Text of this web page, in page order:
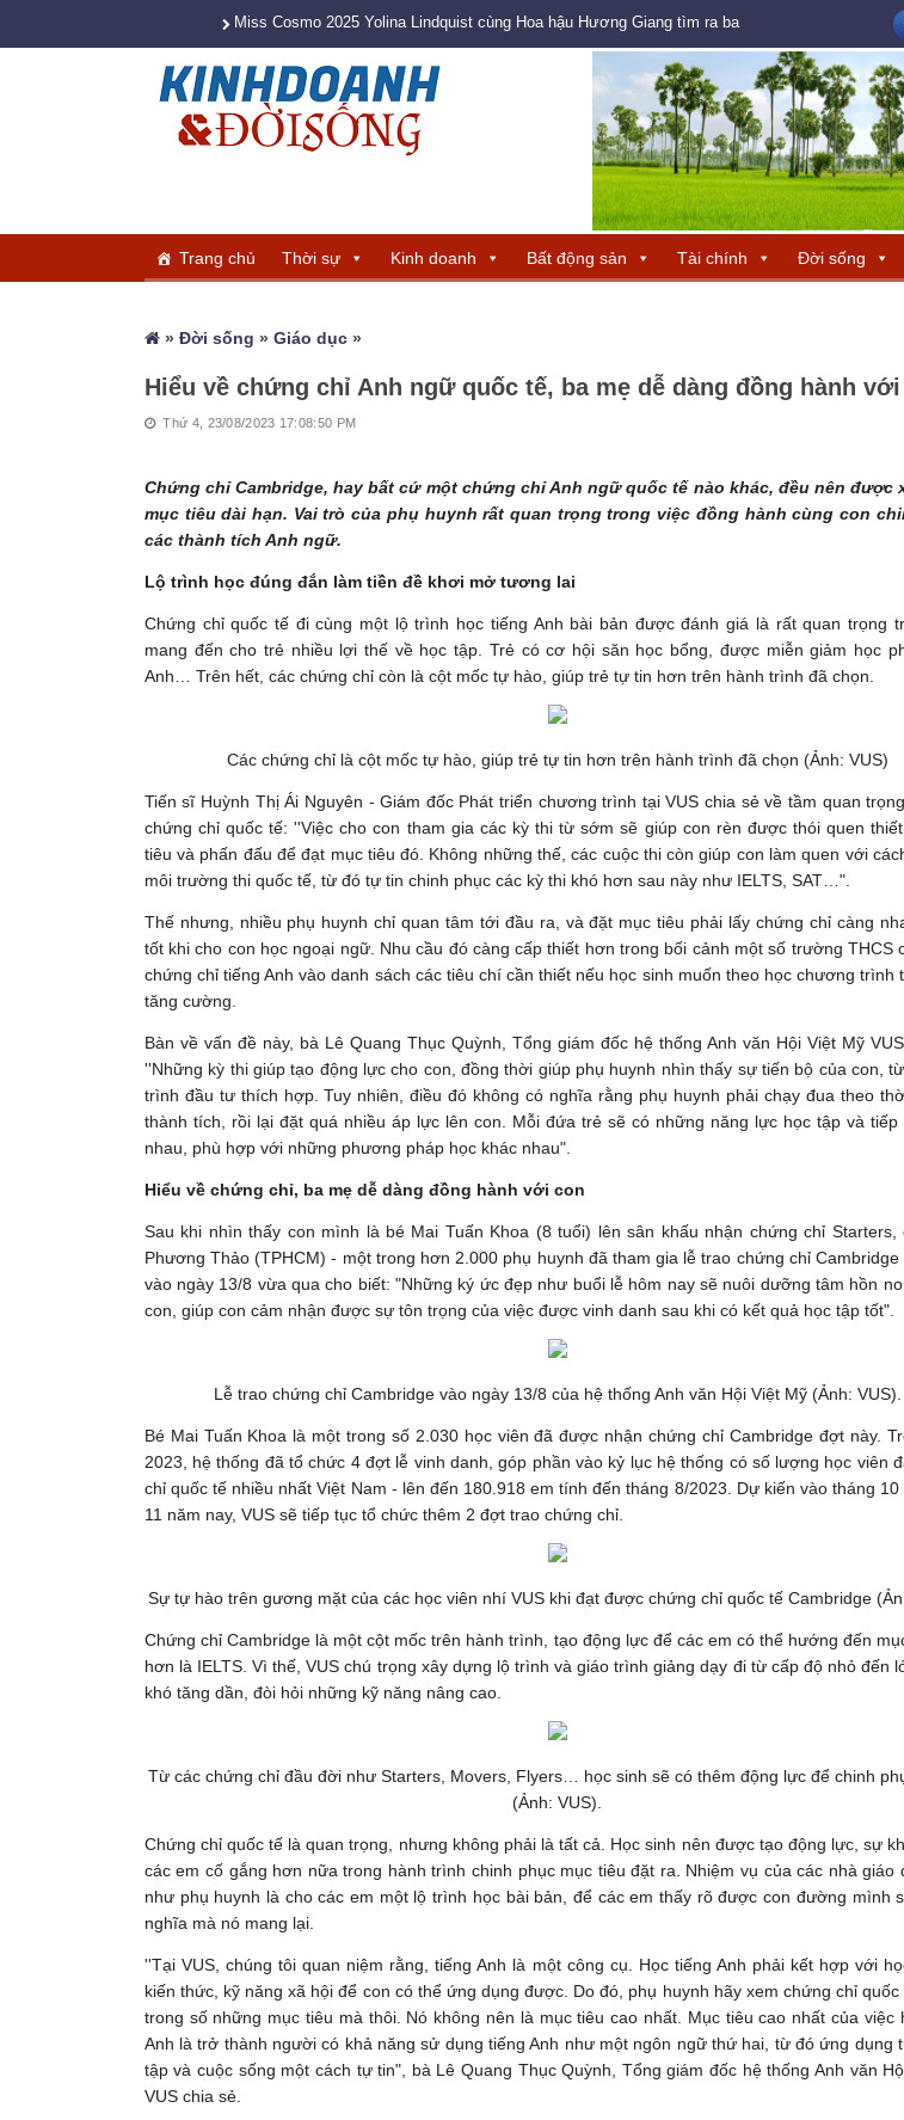
Miss Cosmo 2025 Yolina Lindquist cùng Hoa hậu Hương Giang tìm ra ba đại diện Trung Quốc –
Trang chủ Thời sự Kinh doanh Bất động sản Tài chính Đời sống
» Đời sống » Giáo dục»
Hiểu về chứng chỉ Anh ngữ quốc tế, ba mẹ dễ dàng đồng hành
Thứ 4, 23/08/2023 17:08:50 PM
Chứng chỉ Cambridge, hay bất cứ một chứng chỉ Anh ngữ quốc tế nào khác, đều nên được
mục tiêu dài hạn. Vai trò của phụ huynh rất quan trọng trong việc đồng hành cùng con
các thành tích Anh ngữ.
Lộ trình học đúng đắn làm tiền đề khơi mở tương lai
Chứng chỉ quốc tế đi cùng một lộ trình học tiếng Anh bài bản được đánh giá là rất quan trọng
mang đến cho trẻ nhiều lợi thế về học tập. Trẻ có cơ hội săn học bổng, được miễn giảm học
Anh… Trên hết, các chứng chỉ còn là cột mốc tự hào, giúp trẻ tự tin hơn trên hành trình đã chọn.
Các chứng chỉ là cột mốc tự hào, giúp trẻ tự tin hơn trên hành trình đã chọn (Ảnh: VUS)
Tiến sĩ Huỳnh Thị Ái Nguyên - Giám đốc Phát triển chương trình tại VUS chia sẻ về tầm quan
chứng chỉ quốc tế: ''Việc cho con tham gia các kỳ thi từ sớm sẽ giúp con rèn được thói quen
tiêu và phấn đấu để đạt mục tiêu đó. Không những thế, các cuộc thi còn giúp con làm quen với
môi trường thi quốc tế, từ đó tự tin chinh phục các kỳ thi khó hơn sau này như IELTS, SAT…".
Thế nhưng, nhiều phụ huynh chỉ quan tâm tới đầu ra, và đặt mục tiêu phải lấy chứng chỉ càng
tốt khi cho con học ngoại ngữ. Nhu cầu đó càng cấp thiết hơn trong bối cảnh một số trường THCS
chứng chỉ tiếng Anh vào danh sách các tiêu chí cần thiết nếu học sinh muốn theo học chương trình
tăng cường.
Bàn về vấn đề này, bà Lê Quang Thục Quỳnh, Tổng giám đốc hệ thống Anh văn Hội Việt Mỹ
''Những kỳ thi giúp tạo động lực cho con, đồng thời giúp phụ huynh nhìn thấy sự tiến bộ của con,
trình đầu tư thích hợp. Tuy nhiên, điều đó không có nghĩa rằng phụ huynh phải chạy đua theo
thành tích, rồi lại đặt quá nhiều áp lực lên con. Mỗi đứa trẻ sẽ có những năng lực học tập và tiếp
nhau, phù hợp với những phương pháp học khác nhau".
Hiểu về chứng chỉ, ba mẹ dễ dàng đồng hành với con
Sau khi nhìn thấy con mình là bé Mai Tuấn Khoa (8 tuổi) lên sân khấu nhận chứng chỉ Starters,
Phương Thảo (TPHCM) - một trong hơn 2.000 phụ huynh đã tham gia lễ trao chứng chỉ Cambridge
vào ngày 13/8 vừa qua cho biết: "Những ký ức đẹp như buổi lễ hôm nay sẽ nuôi dưỡng tâm hồn
con, giúp con cảm nhận được sự tôn trọng của việc được vinh danh sau khi có kết quả học tập tốt".
Lễ trao chứng chỉ Cambridge vào ngày 13/8 của hệ thống Anh văn Hội Việt Mỹ (Ảnh: VUS).
Bé Mai Tuấn Khoa là một trong số 2.030 học viên đã được nhận chứng chỉ Cambridge đợt này.
2023, hệ thống đã tổ chức 4 đợt lễ vinh danh, góp phần vào kỷ lục hệ thống có số lượng học viên
chỉ quốc tế nhiều nhất Việt Nam - lên đến 180.918 em tính đến tháng 8/2023. Dự kiến vào tháng 10
11 năm nay, VUS sẽ tiếp tục tổ chức thêm 2 đợt trao chứng chỉ.
Sự tự hào trên gương mặt của các học viên nhí VUS khi đạt được chứng chỉ quốc tế Cambridge
Chứng chỉ Cambridge là một cột mốc trên hành trình, tạo động lực để các em có thể hướng đến
hơn là IELTS. Vì thế, VUS chú trọng xây dựng lộ trình và giáo trình giảng dạy đi từ cấp độ nhỏ đến
khó tăng dần, đòi hỏi những kỹ năng nâng cao.
Từ các chứng chỉ đầu đời như Starters, Movers, Flyers… học sinh sẽ có thêm động lực để chinh
(Ảnh: VUS).
Chứng chỉ quốc tế là quan trọng, nhưng không phải là tất cả. Học sinh nên được tạo động lực, sự
các em cố gắng hơn nữa trong hành trình chinh phục mục tiêu đặt ra. Nhiệm vụ của các nhà giáo
như phụ huynh là cho các em một lộ trình học bài bản, để các em thấy rõ được con đường mình
nghĩa mà nó mang lại.
''Tại VUS, chúng tôi quan niệm rằng, tiếng Anh là một công cụ. Học tiếng Anh phải kết hợp với
kiến thức, kỹ năng xã hội để con có thể ứng dụng được. Do đó, phụ huynh hãy xem chứng chỉ quốc
trong số những mục tiêu mà thôi. Nó không nên là mục tiêu cao nhất. Mục tiêu cao nhất của việc
Anh là trở thành người có khả năng sử dụng tiếng Anh như một ngôn ngữ thứ hai, từ đó ứng dụng
tập và cuộc sống một cách tự tin", bà Lê Quang Thục Quỳnh, Tổng giám đốc hệ thống Anh văn
VUS chia sẻ.